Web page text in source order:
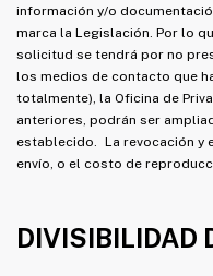
información y/o
marca la Legislación. Por lo
solicitud se tendrá por no
los medios de contacto que
totalmente), la Oficina de
anteriores, podrán ser
establecido. La revocación y
envío, o el costo de
DIVISIBILIDAD